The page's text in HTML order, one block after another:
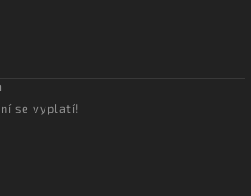
se vyplatí!